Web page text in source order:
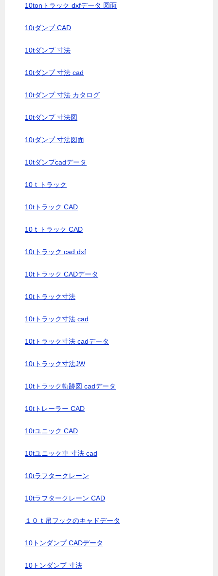
10tonトラック dxfデータ 図面
10tダンプ CAD
10tダンプ 寸法
10tダンプ 寸法 cad
10tダンプ 寸法 カタログ
10tダンプ 寸法図
10tダンプ 寸法図面
10tダンプcadデータ
10ｔトラック
10tトラック CAD
10ｔトラック CAD
10tトラック cad dxf
10tトラック CADデータ
10tトラック寸法
10tトラック寸法 cad
10tトラック寸法 cadデータ
10tトラック寸法JW
10tトラック軌跡図 cadデータ
10tトレーラー CAD
10tユニック CAD
10tユニック車 寸法 cad
10tラフタークレーン
10tラフタークレーン CAD
１０ｔ吊フックのキャドデータ
10トンダンプ CADデータ
10トンダンプ 寸法